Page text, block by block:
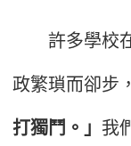
許多學校在
政繁瑣而卻步
打獨鬥。」 我